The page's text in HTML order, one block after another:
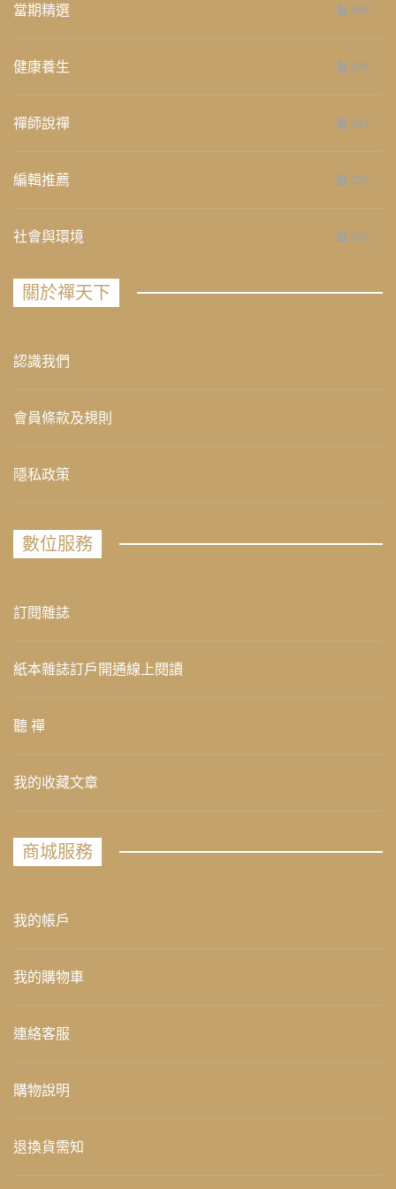
當期精選 658
健康養生 276
禪師說禪 267
編輯推薦 236
社會與環境 235
關於禪天下
認識我們
會員條款及規則
隱私政策
數位服務
訂閱雜誌
紙本雜誌訂戶開通線上閱讀
聽 禪
我的收藏文章
商城服務
我的帳戶
我的購物車
連絡客服
購物說明
退換貨需知